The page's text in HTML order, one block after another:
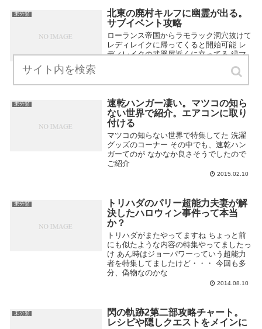
未分類
北東の廃村キルフに幽霊が出る。
サブイベント攻略
ローランス帝国からラモラック洞穴抜けて
レディレイクに帰ってくると開始可能 レ
ディレイクの武器屋近くに立ってる 緑マ
2015.01.24
未分類
速乾ハンガー凄い。マツコの知ら
ない世界で紹介。エアコンに取り
付ける
マツコの知らない世界で特集してた 洗濯
グッズのコーナー その中でも、速乾ハン
ガーてのが なかなか良さそうでしたので
ご紹介
2015.02.10
未分類
トリハダのパリー超能力夫妻が解
決したハロウィン事件って本当
か？
トリハダがまたやってますね ちょっと前
にも似たような内容の特集やってましたっ
け あん時はジョーパワーっていう超能力
者を特集してましたけど・・・ 今回も多
分、偽物なのかな
2014.08.10
未分類
閃の軌跡2第二部攻略チャート。
レシピや隠しクエストをメインに